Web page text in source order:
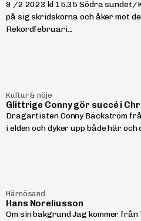
9 /2 2023 kl 15.35 Södra sundet/
på sig skridskorna och åker mot
Rekordfebruari...
Kultur & nöje
Glittrige Conny gör succé i
Dragartisten Conny Bäckström
i elden och dyker upp både här och
Härnösand
Hans Noreliusson
Om sin bakgrund Jag kommer